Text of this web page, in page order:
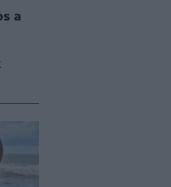
a